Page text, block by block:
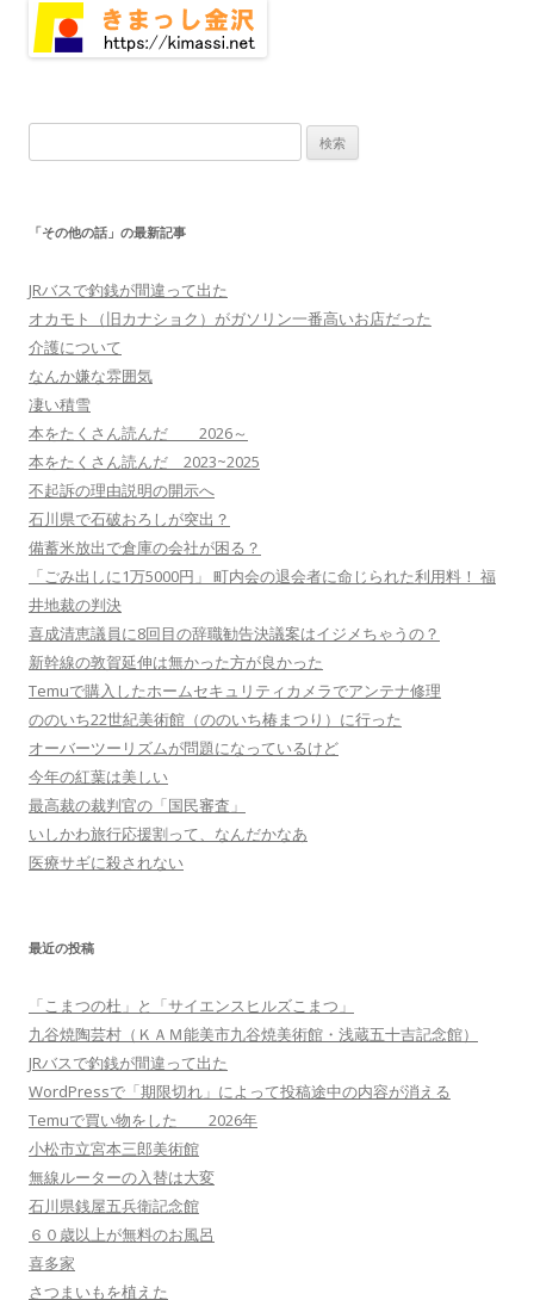
索:
「その他の話」の最新記事
JRバスで釣銭が間違って出た
オカモト（旧カナショク）がガソリン一番高いお店だった
介護について
なんか嫌な雰囲気
凄い積雪
本をたくさん読んだ 2026～
本をたくさん読んだ 2023~2025
不起訴の理由説明の開示へ
石川県で石破おろしが突出？
備蓄米放出で倉庫の会社が困る？
「ごみ出しに1万5000円」 町内会の退会者に命じられた利用料！ 福
井地裁の判決
喜成清恵議員に8回目の辞職勧告決議案はイジメちゃうの？
新幹線の敦賀延伸は無かった方が良かった
Temuで購入したホームセキュリティカメラでアンテナ修理
ののいち22世紀美術館（ののいち椿まつり）に行った
オーバーツーリズムが問題になっているけど
今年の紅葉は美しい
最高裁の裁判官の「国民審査」
いしかわ旅行応援割って、なんだかなあ
医療サギに殺されない
最近の投稿
「こまつの杜」と「サイエンスヒルズこまつ」
九谷焼陶芸村（ＫＡＭ能美市九谷焼美術館・浅蔵五十吉記念館）
JRバスで釣銭が間違って出た
WordPressで「期限切れ」によって投稿途中の内容が消える
Temuで買い物をした 2026年
小松市立宮本三郎美術館
無線ルーターの入替は大変
石川県銭屋五兵衛記念館
６０歳以上が無料のお風呂
喜多家
さつまいもを植えた